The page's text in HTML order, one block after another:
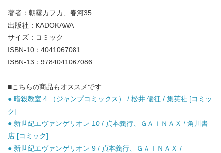
著者：朝霧カフカ、春河35
出版社：KADOKAWA
サイズ：コミック
ISBN-10：4041067081
ISBN-13：9784041067086
■こちらの商品もオススメです
● 暗殺教室 4 （ジャンプコミックス） / 松井 優征 / 集英社 [コミッ
ク]
● 新世紀エヴァンゲリオン 10 / 貞本義行、ＧＡＩＮＡＸ / 角川書
店 [コミック]
● 新世紀エヴァンゲリオン 9 / 貞本義行、ＧＡＩＮＡＸ /